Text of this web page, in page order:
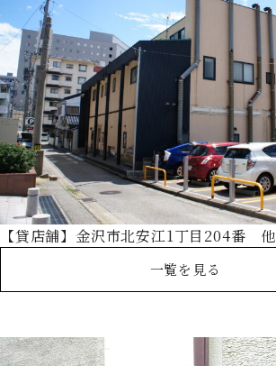
【貸店舗】金沢市北安江1丁目204番 他
一覧を見る